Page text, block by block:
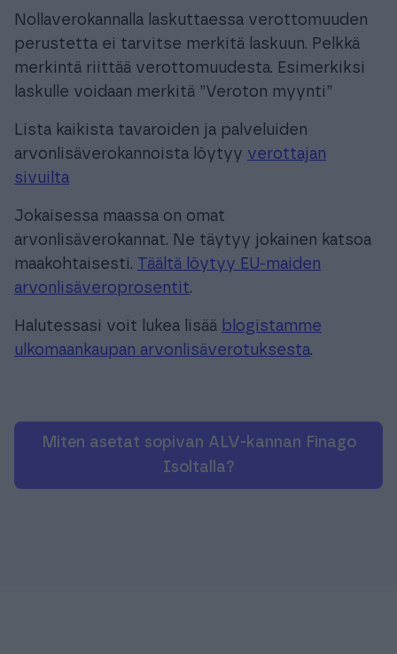
Nollaverokannalla laskuttaessa verottomuuden
perustetta ei tarvitse merkitä laskuun. Pelkkä
merkintä riittää verottomuudesta. Esimerkiksi
laskulle voidaan merkitä ”Veroton myynti”
Lista kaikista tavaroiden ja palveluiden
arvonlisäverokannoista löytyy verottajan
sivuilta
Jokaisessa maassa on omat
arvonlisäverokannat. Ne täytyy jokainen katsoa
maakohtaisesti.
Täältä löytyy EU-maiden
arvonlisäveroprosentit.
Halutessasi voit lukea lisää blogistamme
ulkomaankaupan arvonlisäverotuksesta.
Miten asetat sopivan ALV-kannan Finago
Isoltalla?